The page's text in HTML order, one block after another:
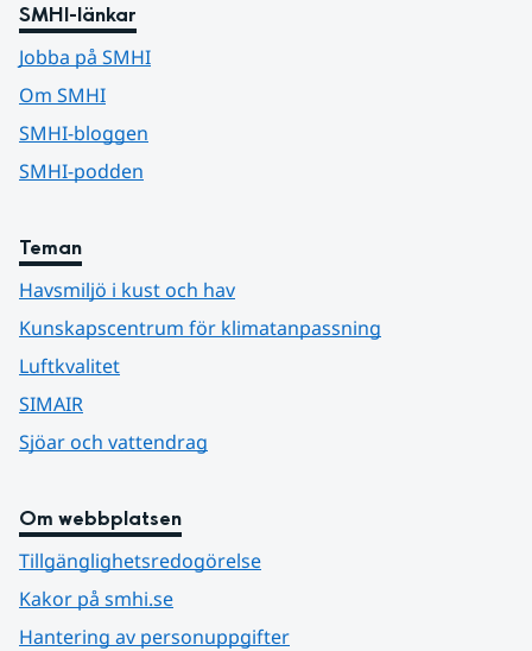
SMHI-länkar
Jobba på SMHI
Om SMHI
SMHI-bloggen
SMHI-podden
Teman
Havsmiljö i kust och hav
Kunskapscentrum för klimatanpassning
Luftkvalitet
SIMAIR
Sjöar och vattendrag
Om webbplatsen
Tillgänglighetsredogörelse
Kakor på smhi.se
Hantering av personuppgifter